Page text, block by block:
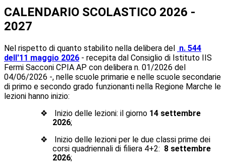
CALENDARIO SCOLASTICO 2026 -
2027
Nel rispetto di quanto stabilito nella delibera del n. 544
dell'11 maggio 2026 - recepita dal Consiglio di Istituto IIS
Fermi Sacconi CPIA AP con delibera n. 01/2026 del
04/06/2026 -, nelle scuole primarie e nelle scuole secondarie
di primo e secondo grado funzionanti nella Regione Marche le
lezioni hanno inizio:
❖
Inizio delle lezioni: il giorno 14 settembre
2026;
❖
Inizio delle lezioni per le due classi prime dei
corsi quadriennali di filiera 4+2: 8 settembre
2026;